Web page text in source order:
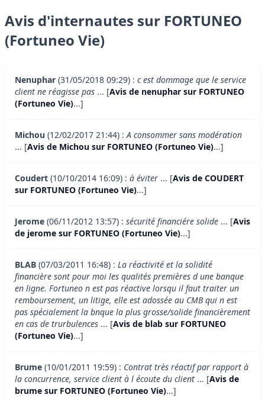
Avis d'internautes sur FORTUNEO
(Fortuneo Vie)
Nenuphar (31/05/2018 09:29) : c est dommage que le service
client ne réagisse pas ... [Avis de nenuphar sur FORTUNEO
(Fortuneo Vie)...]
Michou (12/02/2017 21:44) :A consommer sans modération
... [Avis de Michou sur FORTUNEO (Fortuneo Vie)...]
Coudert (10/10/2014 16:09) : à éviter ... [Avis de COUDERT
sur FORTUNEO (Fortuneo Vie)...]
Jerome (06/11/2012 13:57) : sécurité financiére solide ... [Avis
de jerome sur FORTUNEO (Fortuneo Vie)...]
BLAB (07/03/2011 16:48) : La réactivité et la solidité
financière sont pour moi les qualités premières d une banque
en ligne. Fortuneo n est pas réactive lorsqu il faut traiter un
remboursement, un litige, elle est adossée au CMB qui n est
pas spécialement la bnque la plus grosse/solide financièrement
en cas de trurbulences ... [Avis de blab sur FORTUNEO
(Fortuneo Vie)...]
Brume (10/01/2011 19:59) : Contrat très réactif par rapport à
la concurrence, service client à l écoute du client ... [Avis de
brume sur FORTUNEO (Fortuneo Vie)...]